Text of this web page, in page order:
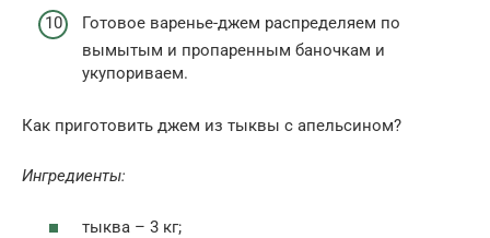
Готовое варенье-джем распределяем по
вымытым и пропаренным баночкам и
укупориваем.
Как приготовить джем из тыквы с апельсином?
Ингредиенты:
тыква – 3 кг;